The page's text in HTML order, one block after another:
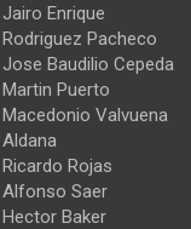
Jairo Enrique
Rodriguez Pacheco
Jose Baudilio Cepeda
Martin Puerto
Macedonio Valvuena
Aldana
Ricardo Rojas
Alfonso Saer
Hector Baker